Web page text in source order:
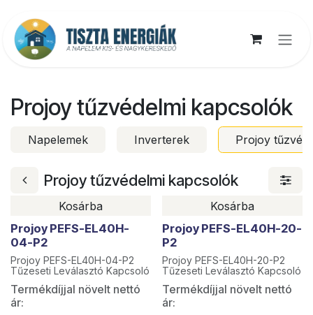
Projoy tűzvédelmi kapcsolók
Napelemek Inverterek Projoy
Projoy tűzvédelmi kapcsolók
Projoy PEFS-EL40H-
04-P2
Projoy PEFS-EL40H-04-P2
Tűzeseti Leválasztó Kapcsoló
Kosárba
Termékdíjjal növelt nettó
ár:
Projoy PEFS-EL40H-20-
P2
Projoy PEFS-EL40H-20-P2
Tűzeseti Leválasztó Kapcsoló
Kosárba
Termékdíjjal növelt nettó
ár: